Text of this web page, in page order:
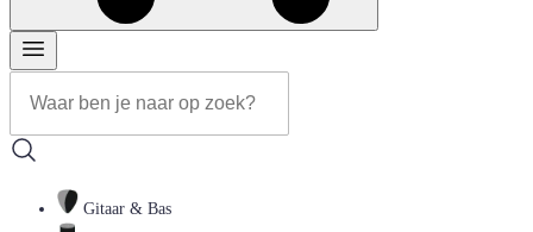
Gitaar & Bas